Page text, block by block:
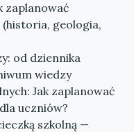
zaplanować
geologia,
od dziennika
wiedzy
Jak zaplanować
uczniów?
szkolną —